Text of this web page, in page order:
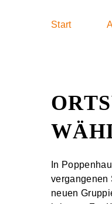
Start
In
vergangenen
neuen